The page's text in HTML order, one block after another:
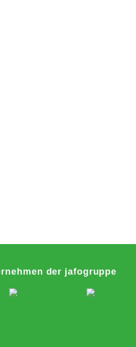
der jafogruppe